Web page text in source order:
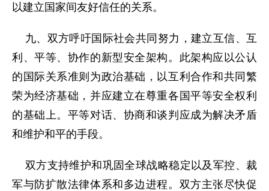
以建立国家间友好信任的关系。
九、双方呼吁国际社会共同努力，建立互信、互
利、平等、协作的新型安全架构。此架构应以公认
的国际关系准则为政治基础，以互利合作和共同繁
荣为经济基础，并应建立在尊重各国平等安全权利
的基础上。平等对话、协商和谈判应成为解决矛盾
和维护和平的手段。
双方支持维护和巩固全球战略稳定以及军控、裁
军与防扩散法律体系和多边进程。双方主张尽快促